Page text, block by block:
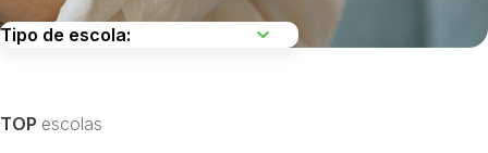
TOP escolas